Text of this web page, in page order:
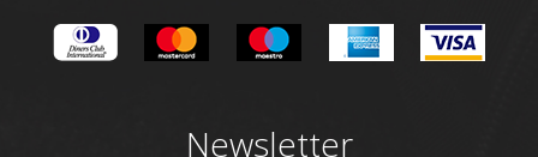
Newsletter